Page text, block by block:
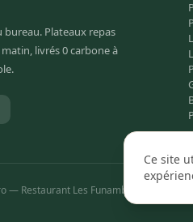
bureau. Plateaux repas
livrés 0 carbone à
— Restaurant Les Funambules
Ce site